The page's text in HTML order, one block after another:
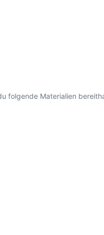
folgende Materialien